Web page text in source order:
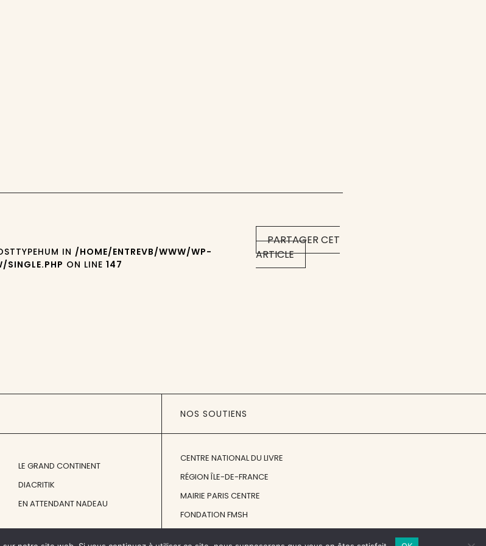
PARTAGER CET
ARTICLE
IN /HOME/ENTREVB/WWW/WP-
SINGLE.PHP ON LINE147
LE GRAND CONTINENT
DIACRITIK
EN ATTENDANT NADEAU
NOS SOUTIENS
CENTRE NATIONAL DU LIVRE
RÉGION ÎLE-DE-FRANCE
MAIRIE PARIS CENTRE
FONDATION FMSH